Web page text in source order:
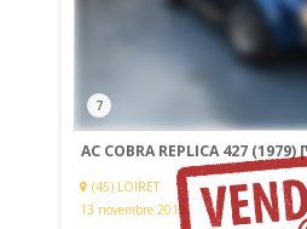
7
AC COBRA REPLICA 427 (1979)
(45) LOIRET
13 novembre 2019